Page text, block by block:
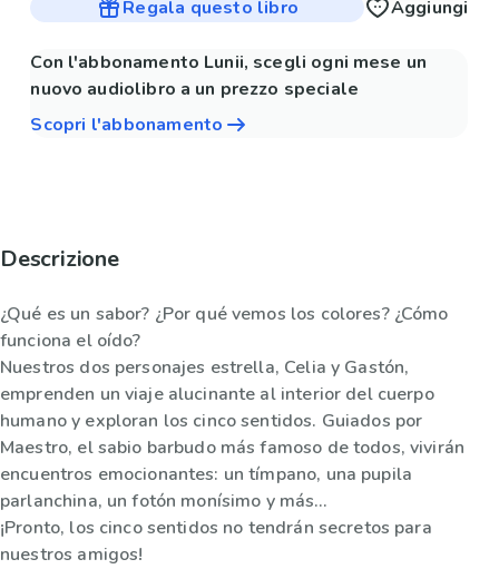
Regala questo libro
Aggiungi
Con l'abbonamento Lunii, scegli ogni mese un
nuovo audiolibro a un prezzo speciale
Scopri l'abbonamento
Descrizione
¿Qué es un sabor? ¿Por qué vemos los colores? ¿Cómo
funciona el oído?
Nuestros dos personajes estrella, Celia y Gastón,
emprenden un viaje alucinante al interior del cuerpo
humano y exploran los cinco sentidos. Guiados por
Maestro, el sabio barbudo más famoso de todos, vivirán
encuentros emocionantes: un tímpano, una pupila
parlanchina, un fotón monísimo y más…
¡Pronto, los cinco sentidos no tendrán secretos para
nuestros amigos!